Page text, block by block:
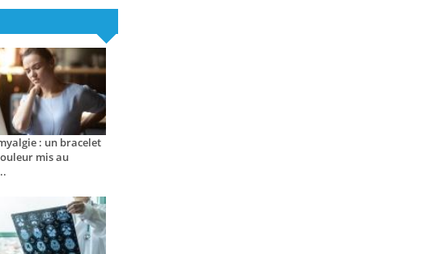
: un bracelet
mis au